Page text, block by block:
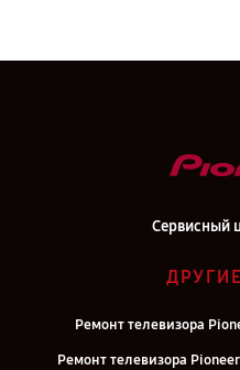
Сервисный
Ремонт телевизора
Ремонт телевизора